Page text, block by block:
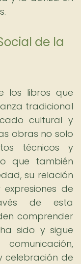
de la
los libros que
tradicional
cultural y
obras no solo
técnicos y
que también
su relación
de
de esta
comprender
sido y sigue
celebración de